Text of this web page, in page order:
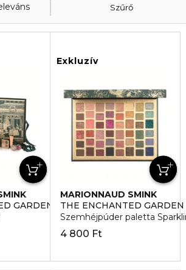
Szűrő
GARDEN
Exkluzív
MARIONNAUD SMINK
THE ENCHANTED GARDEN
Szemhéjpúder paletta
4 800 Ft